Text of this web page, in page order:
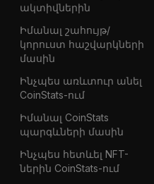
ակտիվներին
Իմանալ շահույթ/
կորուստ հաշվարկների
մասին
Ինչպես առևտուր անել
CoinStats-ում
Իմանալ CoinStats
պարգևների մասին
Ինչպես հետևել NFT-
ներին CoinStats-ում